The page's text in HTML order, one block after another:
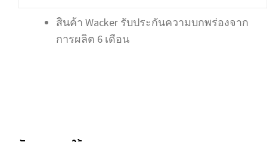
สินค้า Wacker รับประกันความบกพร่องจาก
การผลิต 6 เดือน